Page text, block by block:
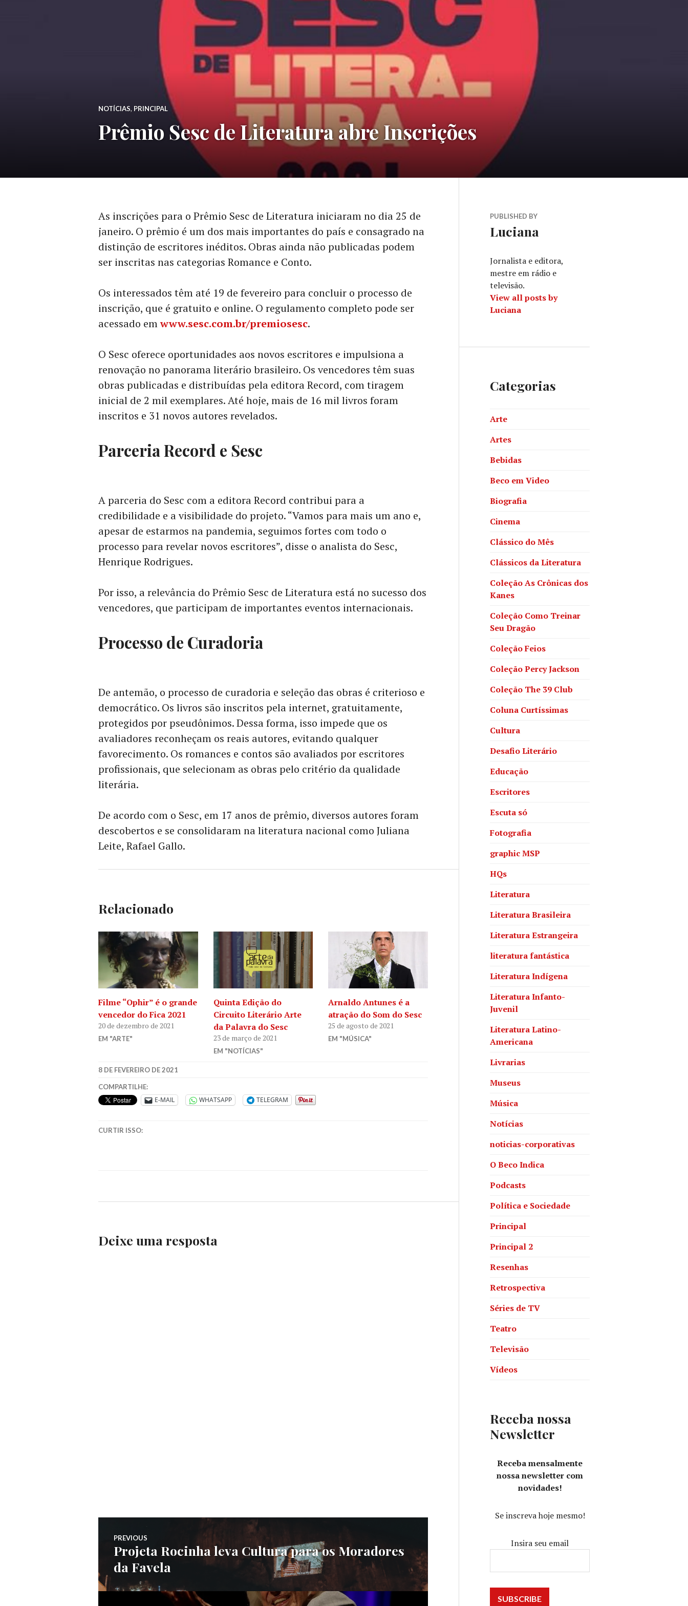
NOTÍCIAS, PRINCIPAL
Prêmio Sesc de Literatura abre Inscrições
As inscrições para o Prêmio Sesc de Literatura iniciaram no dia 25 de
janeiro. O prêmio é um dos mais importantes do país e consagrado na
distinção de escritores inéditos. Obras ainda não publicadas podem
ser inscritas nas categorias Romance e Conto.
Os interessados têm até 19 de fevereiro para concluir o processo de
inscrição, que é gratuito e online. O regulamento completo pode ser
acessado emwww.sesc.com.br/premiosesc.
O Sesc oferece oportunidades aos novos escritores e impulsiona a
renovação no panorama literário brasileiro. Os vencedores têm suas
obras publicadas e distribuídas pela editora Record, com tiragem
inicial de 2 mil exemplares. Até hoje, mais de 16 mil livros foram
inscritos e 31 novos autores revelados.
Parceria Record e Sesc
A parceria do Sesc com a editora Record contribui para a
credibilidade e a visibilidade do projeto.“Vamos para mais um ano e,
apesar de estarmos na pandemia, seguimos fortes com todo o
processo para revelar novos escritores”, disse o analista do Sesc,
Henrique Rodrigues.
Por isso, a relevância do Prêmio Sesc de Literatura está no sucesso dos
vencedores, que participam de importantes eventos internacionais.
Processo de Curadoria
De antemão, o processo de curadoria e seleção das obras é criterioso e
democrático. Os livros são inscritos pela internet, gratuitamente,
protegidos por pseudônimos. Dessa forma, isso impede que os
avaliadores reconheçam os reais autores, evitando qualquer
favorecimento. Os romances e contos são avaliados por escritores
profissionais, que selecionam as obras pelo critério da qualidade
literária.
De acordo com o Sesc, em 17 anos de prêmio, diversos autores foram
descobertos e se consolidaram na literatura nacional como Juliana
Leite, Rafael Gallo.
Relacionado
Filme “Ophir” é o grande
vencedor do Fica 2021
20 de dezembro de 2021
EM "ARTE"
Quinta Edição do
Circuito Literário Arte
da Palavra do Sesc
23 de março de 2021
EM "NOTÍCIAS"
Arnaldo Antunes é a
atração do Som do Sesc
25 de agosto de 2021
EM "MÚSICA"
8 DE FEVEREIRO DE 2021
COMPARTILHE:
E-MAIL WHATSAPP TELEGRAM
CURTIR ISSO:
Deixe uma resposta
Navegação
de
Post
PREVIOUS
Previous
post:
Projeta Rocinha leva Cultura para os Moradores
da Favela
PUBLISHED BY
Luciana
Jornalista e editora,
mestre em rádio e
televisão.
View all posts by
Luciana
Categorias
Arte
Artes
Bebidas
Beco em Video
Biografia
Cinema
Clássico do Mês
Clássicos da Literatura
Coleção As Crônicas dos
Kanes
Coleção Como Treinar
Seu Dragão
Coleção Feios
Coleção Percy Jackson
Coleção The 39 Club
Coluna Curtíssimas
Cultura
Desafio Literário
Educação
Escritores
Escuta só
Fotografia
graphic MSP
HQs
Literatura
Literatura Brasileira
Literatura Estrangeira
literatura fantástica
Literatura Indígena
Literatura Infanto-
Juvenil
Literatura Latino-
Americana
Livrarias
Museus
Música
Notícias
noticias-corporativas
O Beco Indica
Podcasts
Política e Sociedade
Principal
Principal 2
Resenhas
Retrospectiva
Séries de TV
Teatro
Televisão
Vídeos
Receba nossa
Newsletter
Receba mensalmente
nossa newsletter com
novidades!
Se inscreva hoje mesmo!
Insira seu email